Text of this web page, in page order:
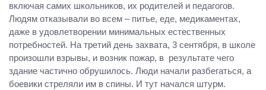
включая самих школьников, их родителей и педагогов.
Людям отказывали во всем – питье, еде, медикаментах,
даже в удовлетворении минимальных естественных
потребностей. На третий день захвата, 3 сентября, в школе
произошли взрывы, и возник пожар, в результате чего
здание частично обрушилось. Люди начали разбегаться, а
боевики стреляли им в спины. И тут начался штурм.